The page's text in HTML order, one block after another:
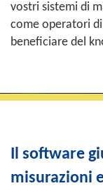
vostri sistemi di
come operatori
beneficiare del
Il software
misurazioni